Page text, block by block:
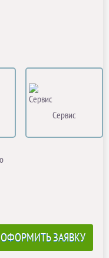
Сервис
ОФОРМИТЬ ЗАЯВКУ